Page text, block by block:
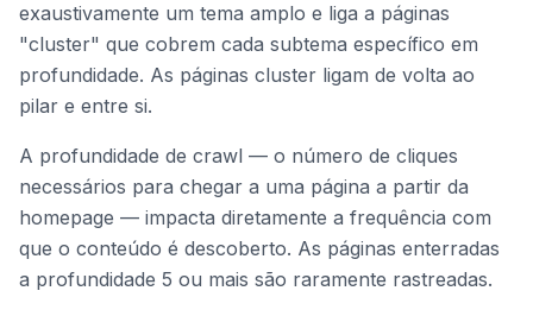
exaustivamente um tema amplo e liga a páginas
"cluster" que cobrem cada subtema específico em
profundidade. As páginas cluster ligam de volta ao
pilar e entre si.
A profundidade de crawl — o número de cliques
necessários para chegar a uma página a partir da
homepage — impacta diretamente a frequência com
que o conteúdo é descoberto. As páginas enterradas
a profundidade 5 ou mais são raramente rastreadas.